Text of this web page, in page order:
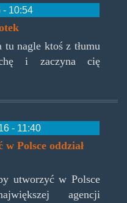
- 10:54
nagle ktoś z tłumu
i zaczyna cię
- 11:40
Polsce oddział
utworzyć w Polsce
agencji